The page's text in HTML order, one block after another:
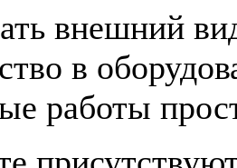
внешний
в
работы